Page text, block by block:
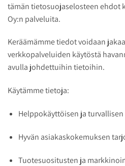
tämän tietosuojaselosteen ehdot
Oy:n palveluita.
Keräämämme tiedot voidaan
verkkopalveluiden käytöstä
avulla johdettuihin tietoihin.
Käytämme tietoja:
Helppokäyttöisen ja
Hyvän asiakaskokemuksen
Tuotesuositusten ja